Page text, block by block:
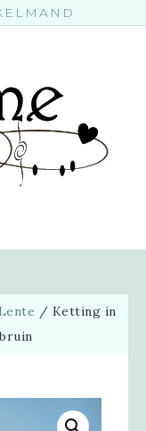
Lente / Ketting in